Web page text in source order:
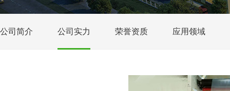
公司简介 公司实力 荣誉资质 应用领域